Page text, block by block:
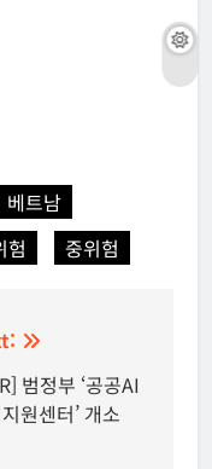
베트남
험 중위험
범정부 ‘공공AI
원센터’ 개소